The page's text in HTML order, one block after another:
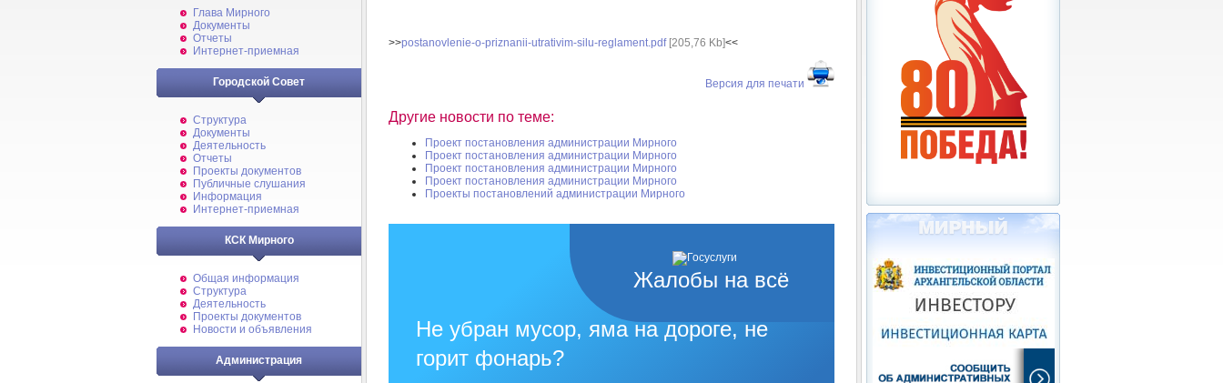
Глава Мирного
Документы
Отчеты
Интернет-приемная
Городской Совет
Структура
Документы
Деятельность
Отчеты
Проекты документов
Публичные слушания
Информация
Интернет-приемная
КСК Мирного
Общая информация
Структура
Деятельность
Проекты документов
Новости и объявления
Администрация
>>postanovlenie-o-priznanii-utrativim-silu-reglament.pdf[205,76 Kb]<<
Версия для печати
Другие новости по теме:
Проект постановления администрации Мирного
Проект постановления администрации Мирного
Проект постановления администрации Мирного
Проект постановления администрации Мирного
Проекты постановлений администрации Мирного
Жалобы на всё
Не убран мусор, яма на дороге, не
горит фонарь?